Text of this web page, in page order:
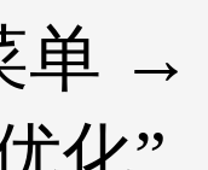
单 →